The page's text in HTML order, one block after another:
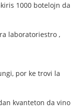
1000 botelojn da
laboratoriestro ,
por ke trovi la
kvanteton da vino